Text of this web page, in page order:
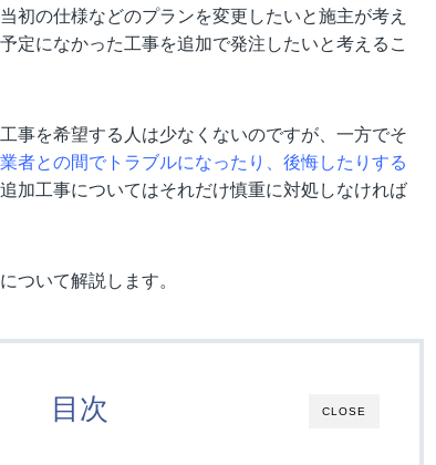
初の仕様などのプランを変更したいと施主が考え
定になかった工事を追加で発注したいと考えるこ
事を希望する人は少なくないのですが、一方でそ
者との間でトラブルになったり、後悔したりする
加工事についてはそれだけ慎重に対処しなければ
ついて解説します。
CLOSE
目次